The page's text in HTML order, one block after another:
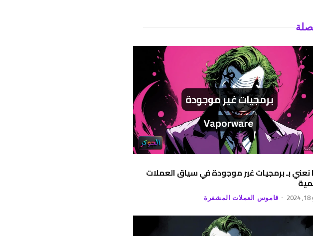
نعني بـ برمجيات غير موجودة في سياق العملات
قاموس العملات المشفرة